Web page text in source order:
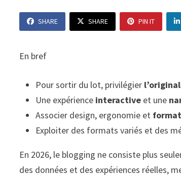
SHARE SHARE PIN IT
En bref
Pour sortir du lot, privilégier
Une expérience interactive et une
Associer design, ergonomie et
Exploiter des formats variés et des
En 2026, le blogging ne consiste plus
des données et des expériences réelles,